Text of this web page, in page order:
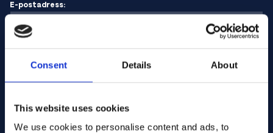
Consent Details About
This website uses cookies
We use cookies to personalise content and ads, to
E-postadress: